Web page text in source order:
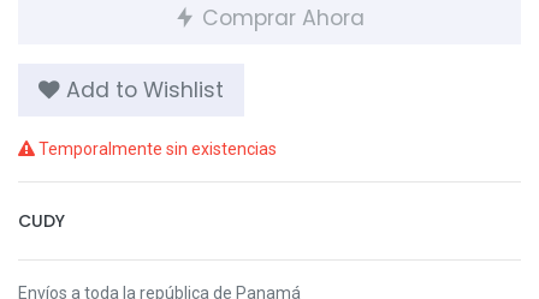
Comprar Ahora
Add to Wishlist
Temporalmente sin existencias
CUDY
Envíos a toda la república de Panamá